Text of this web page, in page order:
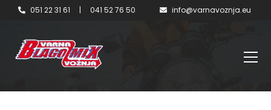
051 22 31 61 | 041 52 76 50 info@varnavoznja.eu